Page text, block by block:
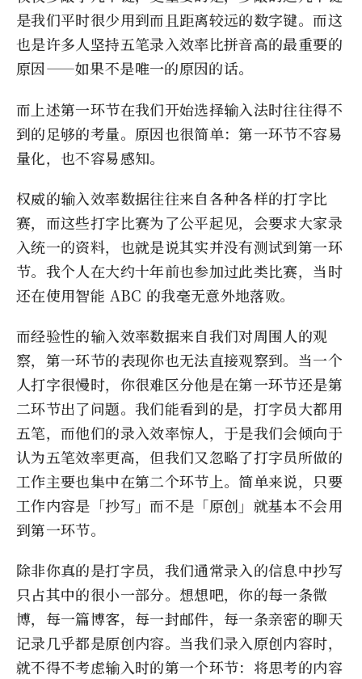
是我们平时很少用到而且距离较远的数字键。而这
也是许多人坚持五笔录入效率比拼音高的最重要的
原因——如果不是唯一的原因的话。
而上述第一环节在我们开始选择输入法时往往得不
到的足够的考量。原因也很简单：第一环节不容易
量化，也不容易感知。
权威的输入效率数据往往来自各种各样的打字比
赛，而这些打字比赛为了公平起见，会要求大家录
入统一的资料，也就是说其实并没有测试到第一环
节。我个人在大约十年前也参加过此类比赛，当时
还在使用智能 ABC 的我毫无意外地落败。
而经验性的输入效率数据来自我们对周围人的观
察，第一环节的表现你也无法直接观察到。当一个
人打字很慢时，你很难区分他是在第一环节还是第
二环节出了问题。我们能看到的是，打字员大都用
五笔，而他们的录入效率惊人，于是我们会倾向于
认为五笔效率更高，但我们又忽略了打字员所做的
工作主要也集中在第二个环节上。简单来说，只要
工作内容是「抄写」而不是「原创」就基本不会用
到第一环节。
除非你真的是打字员，我们通常录入的信息中抄写
只占其中的很小一部分。想想吧，你的每一条微
博，每一篇博客，每一封邮件，每一条亲密的聊天
记录几乎都是原创内容。当我们录入原创内容时，
就不得不考虑输入时的第一个环节：将思考的内容